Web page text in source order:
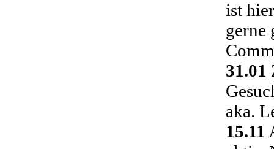
ist
gerne
31.01
aka.
15.11